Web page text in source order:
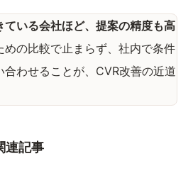
ている会社ほど、提案の精度も高
めの比較で止まらず、社内で条件
合わせることが、CVR改善の近道
連記事